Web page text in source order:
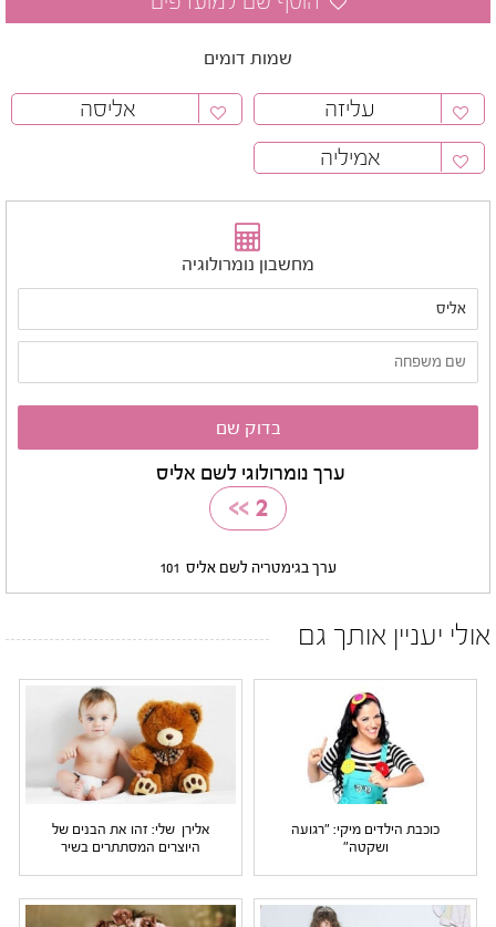
שמות דומים
עליזה
אליסה
אמיליה
מחשבון נומרולוגיה
ערך נומרולוגי לשם אליס
2
>>
ערך בגימטריה לשם אליס 101
אולי יעניין אותך גם
כוכבת הילדים מיקי: "רגועה
ושקטה"
אלירן שלי: זהו את הבנים של
היוצרים המסתתרים בשיר